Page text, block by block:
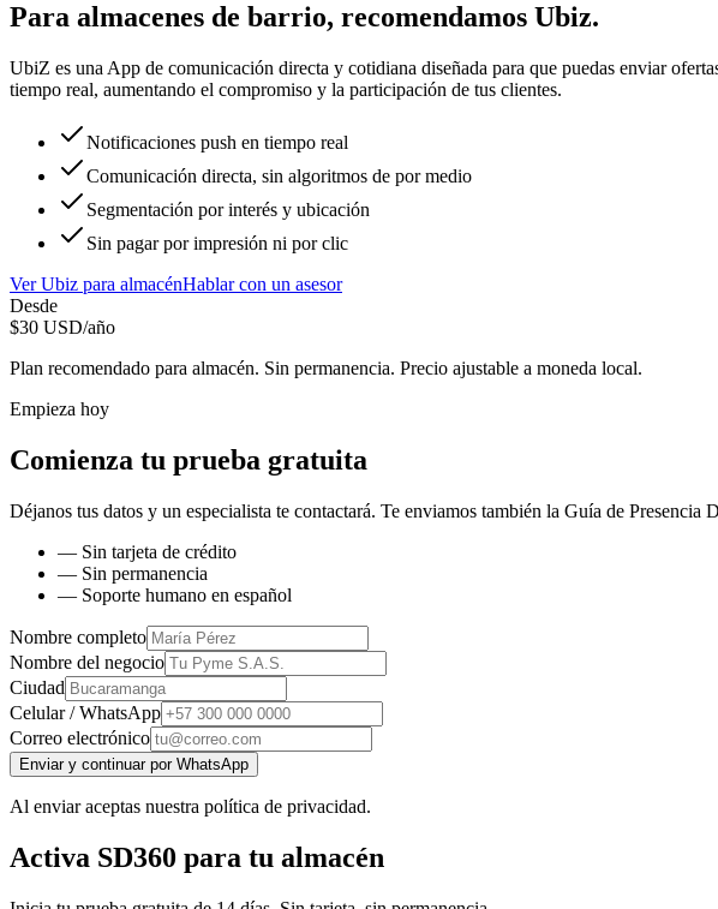
Para almacenes de barrio, recomendamos Ubiz.
UbiZ es una App de comunicación directa y cotidiana diseñada para que puedas enviar
tiempo real, aumentando el compromiso y la participación de tus clientes.
Notificaciones push en tiempo real
Comunicación directa, sin algoritmos de por medio
Segmentación por interés y ubicación
Sin pagar por impresión ni por clic
VerUbiz para almacénHablar con un asesor
Desde
$30 USD/año
Plan recomendado para almacén. Sin permanencia. Precio ajustable a moneda local.
Empieza hoy
Comienza tu prueba gratuita
Déjanos tus datos y un especialista te contactará. Te enviamos también la Guía de Presencia
— Sin tarjeta de crédito
— Sin permanencia
— Soporte humano en español
Nombre completo
Nombre del negocio
Ciudad
Celular / WhatsApp
Correo electrónico
Enviar y continuar por WhatsApp
Al enviar aceptas nuestra política de privacidad.
Activa SD360 para tu almacén